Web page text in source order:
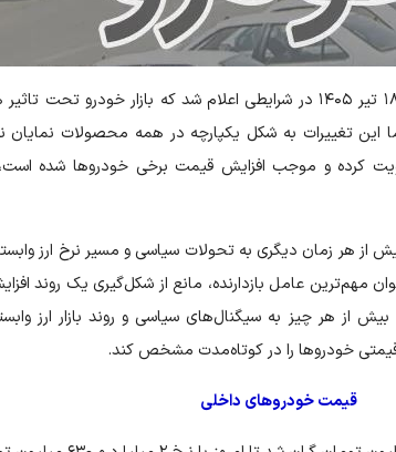
، قیمت خودرو امروز ۱۸ تیر ۱۴۰۵ در شرایطی اعلام شد که بازار
این تغییرات به شکل یکپارچه در همه محصولات نمایان
کرده و موجب افزایش قیمت برخی خودروها شده است،
بیش از هر زمان دیگری به تحولات سیاسی و مسیر نرخ ارز
عامل بازدارنده، مانع از شکل‌گیری یک روند
از هر چیز به سیگنال‌های سیاسی و روند بازار ارز
قیمتی خودروها را در کوتاه‌مدت مشخص کند.
قیمت خودروهای داخلی